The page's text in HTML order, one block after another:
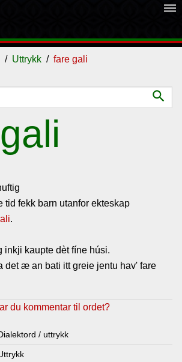
dehaze
Uttrykk fare gali
search
tid fekk barn utanfor ekteskap
.
inkji kaupte dèt fíne húsi.
det æ an bati itt greie jentu hav' fare
du kommentar til ordet?
/ uttrykk